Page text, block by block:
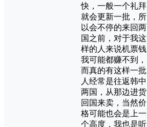
快，一般一个礼拜
就会更新一批，所
以会不停的来回两
国之前，对于我这
样的人来说机票钱
我可能都赚不到，
而真的有这样一批
人经常是往返韩中
两国，从那边进货
回国来卖，当然价
格可能也会是上一
个高度，我也是听